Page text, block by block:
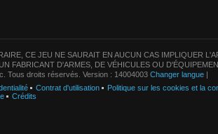
CE JEU NE SAURAIT EN AUCUN CAS IMPLIQUER
FABRICANT D'ARMES, DE VÉHICULES OU
Tous droits réservés. Version : 14004003 Changer langue |
Contrat d'utilisation
Politique sur les cookies et la
Crédits